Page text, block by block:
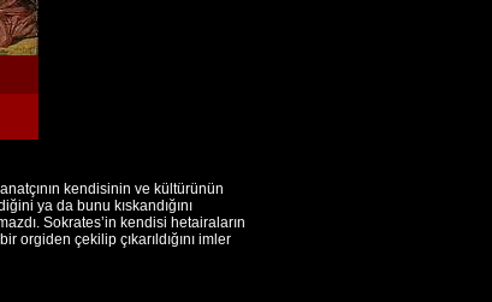
kendisinin ve kültürünün
ya da bunu kıskandığını
Sokrates’in kendisi hetairaların
çekilip çıkarıldığını imler